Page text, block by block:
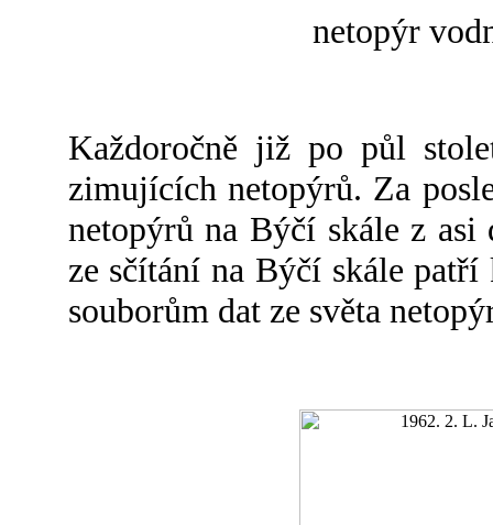
netopýr
Každoročně již po půl
zimujících netopýrů. Za
netopýrů na Býčí skále z asi
ze sčítání na Býčí skále
souborům dat ze světa